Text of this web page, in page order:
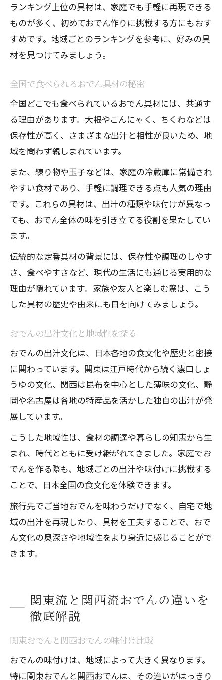
ランキング上位の具材は、家庭でも手軽に再現できる
ものが多く、初めておでん作りに挑戦する方にもおす
すめです。地域ごとのランキングを参考に、好みの具
材を見つけてみましょう。
全国で食べられるおでん具材の秘密
全国どこでも食べられているおでん具材には、共通す
る理由があります。大根やこんにゃく、ちくわなどは
保存性が高く、さまざまな出汁と相性が良いため、地
域を問わず親しまれています。
また、練り物や玉子などは、家庭の冷蔵庫に常備され
やすい食材であり、手軽に調理できる点も人気の理由
です。これらの具材は、出汁の種類や味付けが異なっ
ても、おでん全体の味を引き立てる役割を果たしてい
ます。
伝統的な定番具材の背景には、保存性や調理のしやす
さ、食べやすさなど、現代の生活にも通じる実用的な
理由が隠れています。家族や友人と楽しむ際は、こう
した具材の歴史や由来にも目を向けてみましょう。
おでんの出汁文化と地域性を探る
おでんの出汁文化は、日本各地の食文化や歴史と密接
に関わっています。関東は江戸時代から続く濃口しょ
うゆの文化、関西は昆布を中心とした薄味の文化、静
岡や名古屋は各地の特産品を活かした独自の出汁が発
展しています。
こうした地域性は、食材の調達や暮らしの知恵から生
まれ、時代とともに受け継がれてきました。家庭でお
でんを作る際も、地域ごとの出汁や味付けに挑戦する
ことで、日本全国の食文化を体験できます。
旅行先でご当地おでんを味わうだけでなく、自宅で地
域の出汁を再現したり、具材を工夫することで、おで
ん文化の奥深さや地域性をより身近に感じることがで
きます。
関東流と関西流おでんの違いを
徹底解説
関東おでんと関西おでんの味付け比較
おでんの味付けは、地域によって大きく異なります。
特に関東おでんと関西おでんは、その違いがはっきり